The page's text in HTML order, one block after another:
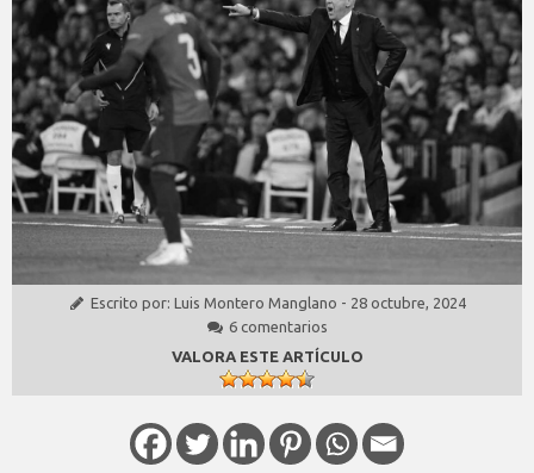
Escrito por: Luis Montero Manglano - 28 octubre, 2024
6 comentarios
VALORA ESTE ARTÍCULO